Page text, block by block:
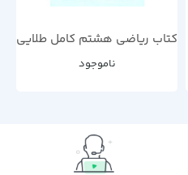
کتاب ریاضی هشتم کامل طلایی
ناموجود